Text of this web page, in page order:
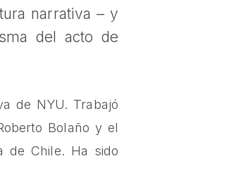
narrativa – y
del acto de
de NYU. Trabajó
Bolaño y el
de Chile. Ha sido